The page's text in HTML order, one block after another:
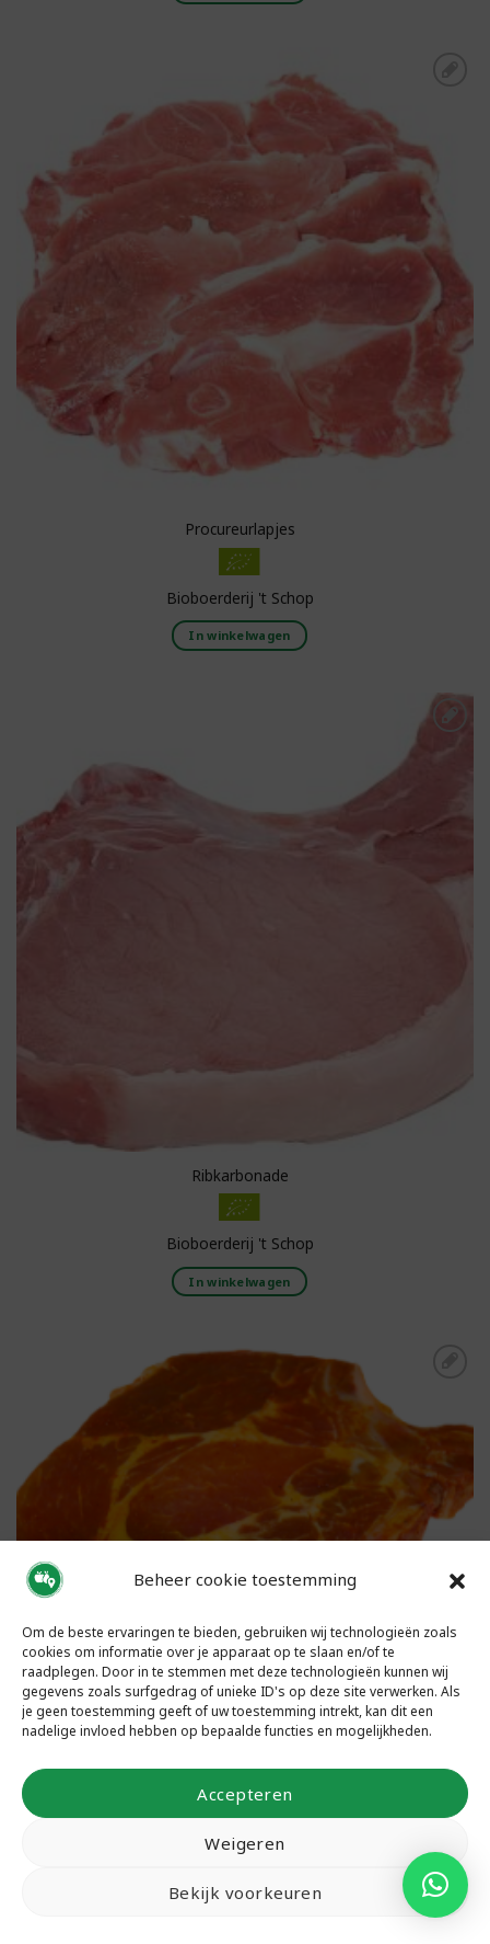
Beheer cookie toestemming
Om de beste ervaringen te bieden, gebruiken wij technologieën zoals
cookies om informatie over je apparaat op te slaan en/of te
raadplegen. Door in te stemmen met deze technologieën kunnen wij
gegevens zoals surfgedrag of unieke ID's op deze site verwerken. Als
je geen toestemming geeft of uw toestemming intrekt, kan dit een
nadelige invloed hebben op bepaalde functies en mogelijkheden.
Accepteren
Weigeren
Bekijk voorkeuren
boodschappenlijst
Procureurlapjes
Bioboerderij 't Schop
In winkelwagen
Toevoegen aan
boodschappenlijst
Ribkarbonade
Bioboerderij 't Schop
In winkelwagen
Toevoegen aan
boodschappenlijst
Schouderkarbonade – gemarineerd
Bioboerderij 't Schop